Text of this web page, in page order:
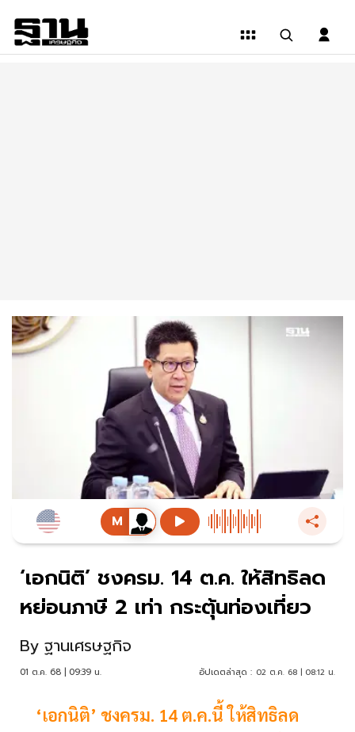
‘เอกนิติ’ ชงครม. 14 ต.ค. ให้สิทธิลด
หย่อนภาษี 2 เท่า กระตุ้นท่องเที่ยว
By ฐานเศรษฐกิจ
01 ต.ค. 68 | 09:39 น. อัปเดตล่าสุด : 02 ต.ค. 68 | 08:12 น.
‘เอกนิติ’ ชงครม. 14 ต.ค.นี้ ให้สิทธิลด